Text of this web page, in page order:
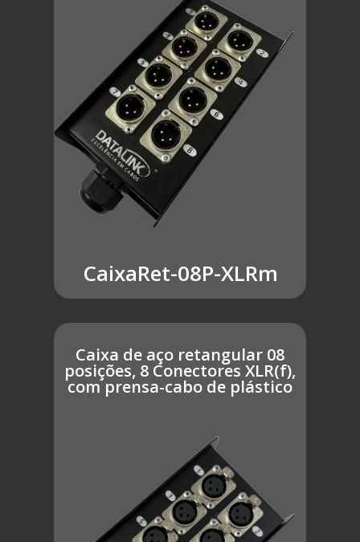
CaixaRet-08P-XLRm
Caixa de aço retangular 08
posições, 8 Conectores XLR(f),
com prensa-cabo de plástico